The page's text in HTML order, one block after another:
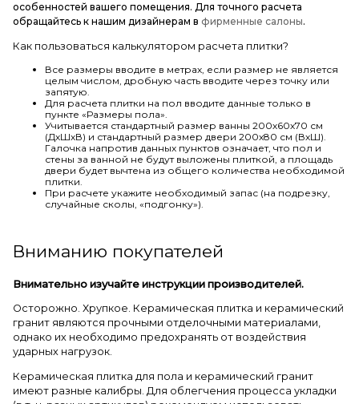
особенностей вашего помещения. Для точного расчета
обращайтесь к нашим дизайнерам в фирменные салоны.
Как пользоваться калькулятором расчета плитки?
Все размеры вводите в метрах, если размер не является
целым числом, дробную часть вводите через точку или
запятую.
Для расчета плитки на пол вводите данные только в
пункте «Размеры пола».
Учитывается стандартный размер ванны 200х60х70 см
(ДхШхВ) и стандартный размер двери 200х80 см (ВхШ).
Галочка напротив данных пунктов означает, что пол и
стены за ванной не будут выложены плиткой, а площадь
двери будет вычтена из общего количества необходимой
плитки.
При расчете укажите необходимый запас (на подрезку,
случайные сколы, «подгонку»).
Вниманию покупателей
Внимательно изучайте инструкции производителей.
Осторожно. Хрупкое. Керамическая плитка и керамический
гранит являются прочными отделочными материалами,
однако их необходимо предохранять от воздействия
ударных нагрузок.
Керамическая плитка для пола и керамический гранит
имеют разные калибры. Для облегчения процесса укладки